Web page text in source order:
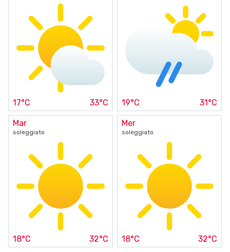
17°C 33°C 19°C 31°C
Mar
soleggiato
18°C 32°C
Mer
soleggiato
18°C 32°C